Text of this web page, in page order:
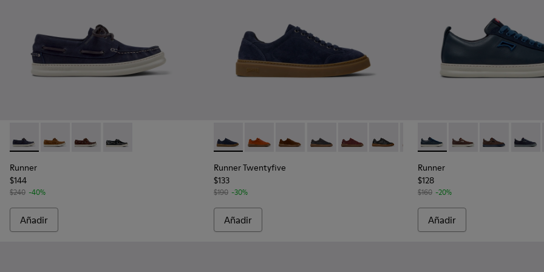
Runner - K101073-006 - Mocasines de nobuk azules para hombre.
Runner - K101073-005
Runner - K101073-003
Runner - K101073-002
Runner
$144
$240 -40%
Añadir
Runner Twentyfive - K101105-005 - Sneakers de ante azules para hombre.
Runner Twentyfive - K101105-016
Runner Twentyfive - K101105-015
Runner Twentyfive - K101105-013
Runner Twentyfive - K101105-012
Runner Twentyfive - K101105-010
Runner Twentyfive - K101105-
Runner Twentyfive -
Runner Twentyfive
Runner Twentyfive
$133
$190 -30%
Añadir
Runner - K101052-006 -
Runner - K101052-015
Runner -
Runner
$128
$160 -20%
Añadir